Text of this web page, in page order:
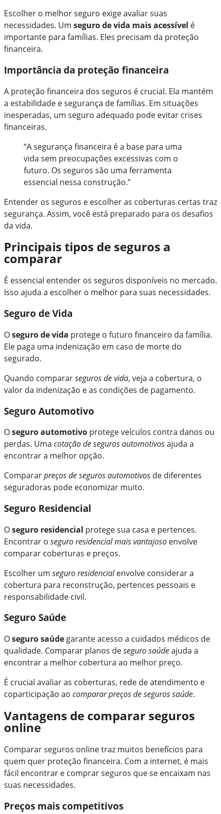
Escolher o melhor seguro exige avaliar suas
necessidades. Um seguro de vida mais acessível é
importante para famílias. Eles precisam da proteção
financeira.
Importância da proteção financeira
A proteção financeira dos seguros é crucial. Ela mantém
a estabilidade e segurança de famílias. Em situações
inesperadas, um seguro adequado pode evitar crises
financeiras.
“A segurança financeira é a base para uma
vida sem preocupações excessivas com o
futuro. Os seguros são uma ferramenta
essencial nessa construção.”
Entender os seguros e escolher as coberturas certas traz
segurança. Assim, você está preparado para os desafios
da vida.
Principais tipos de seguros a
comparar
É essencial entender os seguros disponíveis no mercado.
Isso ajuda a escolher o melhor para suas necessidades.
Seguro de Vida
Oseguro de vida protege o futuro financeiro da família.
Ele paga uma indenização em caso de morte do
segurado.
Quando compararseguros de vida, veja a cobertura, o
valor da indenização e as condições de pagamento.
Seguro Automotivo
Oseguro automotivo protege veículos contra danos ou
perdas. Uma cotação de seguros automotivosajuda a
encontrar a melhor opção.
Compararpreços de seguros automotivos de diferentes
seguradoras pode economizar muito.
Seguro Residencial
Oseguro residencial protege sua casa e pertences.
Encontrar o seguro residencial mais vantajoso envolve
comparar coberturas e preços.
Escolher um seguro residencialenvolve considerar a
cobertura para reconstrução, pertences pessoais e
responsabilidade civil.
Seguro Saúde
Oseguro saúde garante acesso a cuidados médicos de
qualidade. Comparar planos deseguro saúdeajuda a
encontrar a melhor cobertura ao melhor preço.
É crucial avaliar as coberturas, rede de atendimento e
coparticipação ao comparar preços de seguros saúde.
Vantagens de comparar seguros
online
Comparar seguros online traz muitos benefícios para
quem quer proteção financeira. Com a internet, é mais
fácil encontrar e comprar seguros que se encaixam nas
suas necessidades.
Preços mais competitivos